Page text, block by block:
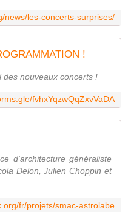
news/les-concerts-surprises/
!
nouveaux concerts !
fvhxYqzwQqZxvVaDA
d'architecture généraliste
Delon, Julien Choppin et
fr/projets/smac-astrolabe